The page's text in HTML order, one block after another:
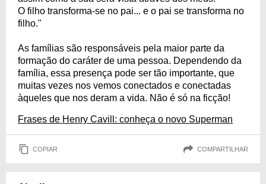
O filho transforma-se no pai... e o pai se transforma no
filho."
As famílias são responsáveis pela maior parte da
formação do caráter de uma pessoa. Dependendo da
família, essa presença pode ser tão importante, que
muitas vezes nos vemos conectados e conectadas
àqueles que nos deram a vida. Não é só na ficção!
Frases de Henry Cavill: conheça o novo Superman
COPIAR COMPARTILHAR